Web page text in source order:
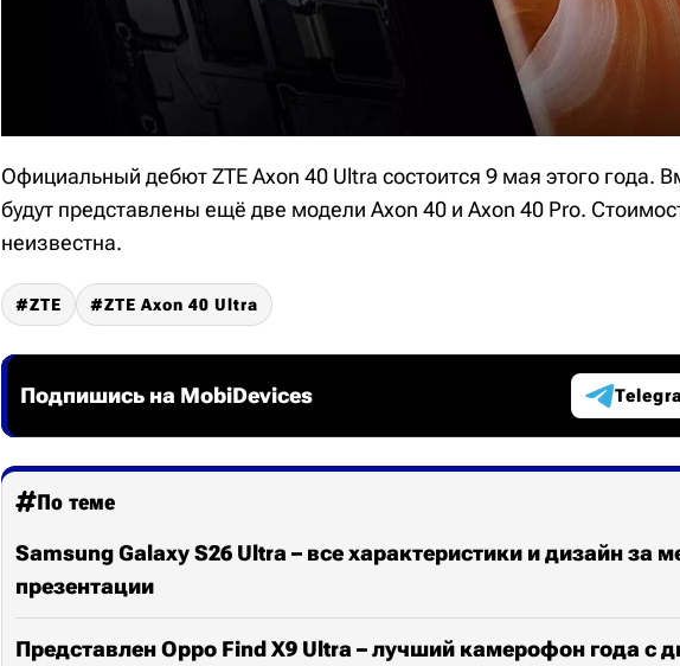
Официальный дебют ZTE Axon 40 Ultra состоится 9 мая этого года.
будут представлены ещё две модели Axon 40 и Axon 40 Pro.
неизвестна.
ZTE ZTE Axon 40 Ultra
Подпишись на MobiDevices
По теме
Samsung Galaxy S26 Ultra – все характеристики и дизайн за
презентации
Представлен Oppo Find X9 Ultra – лучший камерофон года с